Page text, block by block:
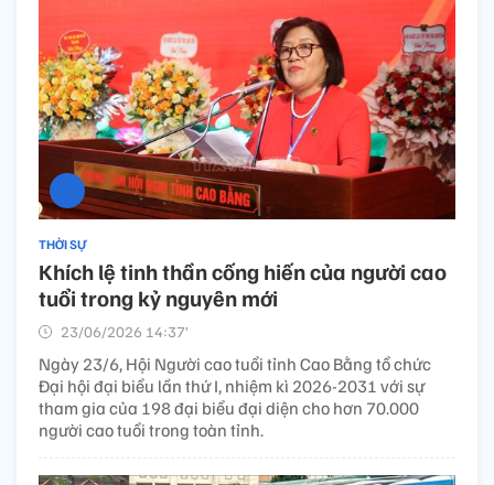
THỜI SỰ
Khích lệ tinh thần cống hiến của người cao
tuổi trong kỷ nguyên mới​
23/06/2026 14:37’
Ngày 23/6, Hội Người cao tuổi tỉnh Cao Bằng tổ chức
Đại hội đại biểu lần thứ I, nhiệm kì 2026-2031 với sự
tham gia của 198 đại biểu đại diện cho hơn 70.000
người cao tuổi trong toàn tỉnh.